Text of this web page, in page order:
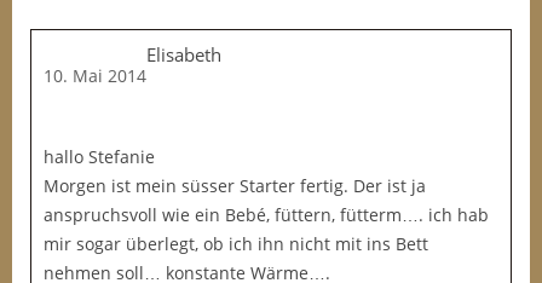
Elisabeth
10. Mai 2014
hallo Stefanie
Morgen ist mein süsser Starter fertig. Der ist ja
anspruchsvoll wie ein Bebé, füttern, fütterm…. ich hab
mir sogar überlegt, ob ich ihn nicht mit ins Bett
nehmen soll… konstante Wärme….